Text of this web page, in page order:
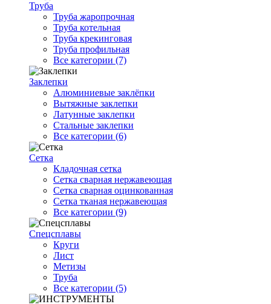
Труба
Труба жаропрочная
Труба котельная
Труба крекинговая
Труба профильная
Все категории (7)
Заклепки
Алюминиевые заклёпки
Вытяжные заклепки
Латунные заклепки
Стальные заклепки
Все категории (6)
Сетка
Кладочная сетка
Сетка сварная нержавеющая
Сетка сварная оцинкованная
Сетка тканая нержавеющая
Все категории (9)
Спецсплавы
Круги
Лист
Метизы
Труба
Все категории (5)